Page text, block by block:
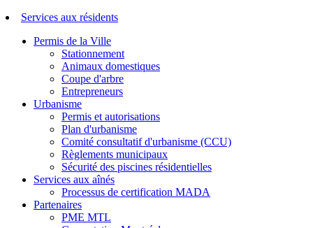
Services aux résidents
Permis de la Ville
Stationnement
Animaux domestiques
Coupe d'arbre
Entrepreneurs
Urbanisme
Permis et autorisations
Plan d'urbanisme
Comité consultatif d'urbanisme (CCU)
Règlements municipaux
Sécurité des piscines résidentielles
Services aux aînés
Processus de certification MADA
Partenaires
PME MTL